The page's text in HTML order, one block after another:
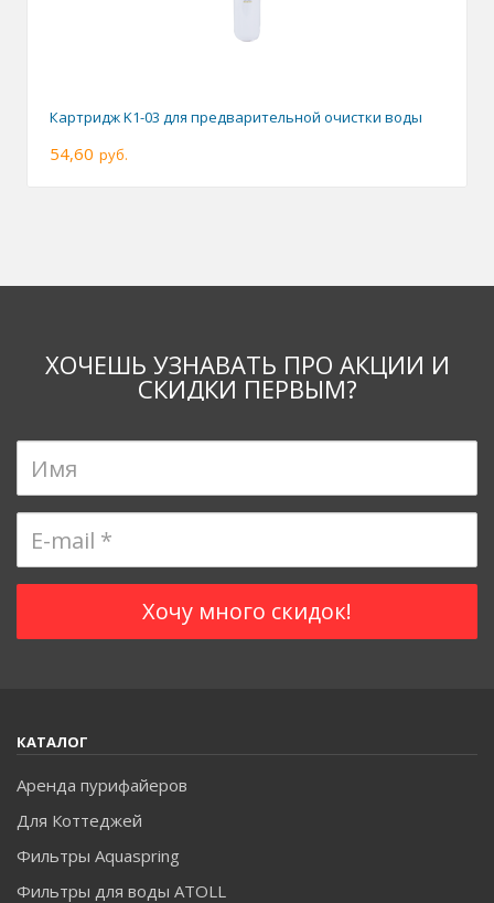
Картридж K1-03 для предварительной очистки воды
54,60 руб.
ХОЧЕШЬ УЗНАВАТЬ ПРО АКЦИИ И
СКИДКИ ПЕРВЫМ?
КАТАЛОГ
Аренда пурифайеров
Для Коттеджей
Фильтры Aquaspring
Фильтры для воды ATOLL